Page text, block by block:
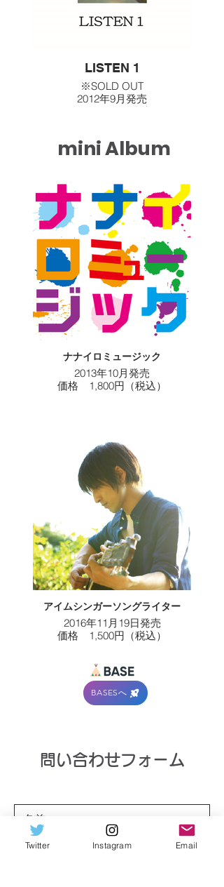
LISTEN 1
※SOLD OUT
2012年9月発売
価格 500円（税込）
1.テノヒラ
mini Album
ナナイロミュージック
2013年10月発売
価格 1,800円（税込）
3.タイムライン
4.花唄
5.いつもここから
6.例えば
7.Y
アイムシンガーソングライター
2016年11月19日発売
価格 1,500円（税込）
≪収録曲≫
1.ゆめとみらい
2.All right
3.明日を繋ぐ帰り道
BASESへ
​問い合わせフォーム
Twitter Instagram Email